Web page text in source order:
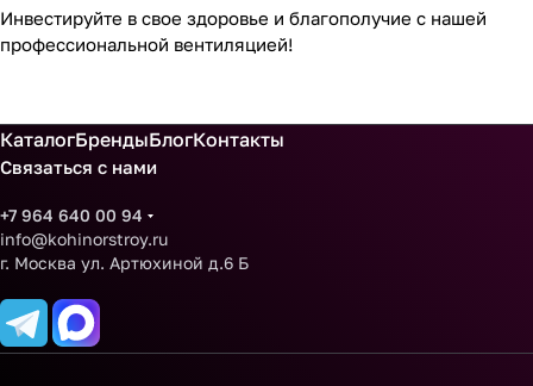
Инвестируйте в свое здоровье и благополучие с нашей
профессиональной вентиляцией!
КаталогБрендыБлогКонтакты
Связаться с нами
+7 964 640 00 94
info@kohinorstroy.ru
г. Москва ул. Артюхиной д.6 Б